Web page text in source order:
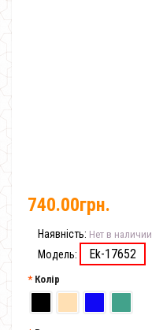
740.00грн.
Наявність: Нет в наличии
Модель: Ek-17652
Колір